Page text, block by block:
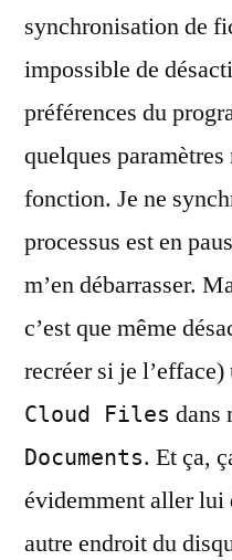
synchronisation de
impossible de
préférences du
quelques
fonction. Je ne
processus est en
m’en débarrasser.
c’est que même
recréer si je
Cloud Files dans
Documents. Et ça,
évidemment aller lui
autre endroit du